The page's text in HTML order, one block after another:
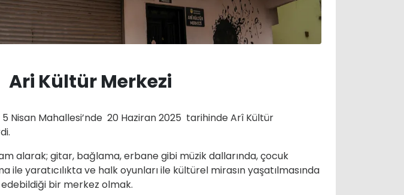
Ari Kültür Merkezi
Nisan Mahallesi’nde 20 Haziran 2025 tarihinde Arî Kültür
alarak; gitar, bağlama, erbane gibi müzik dallarında, çocuk
ile yaratıcılıkta ve halk oyunları ile kültürel mirasın yaşatılmasında
bir merkez olmak.